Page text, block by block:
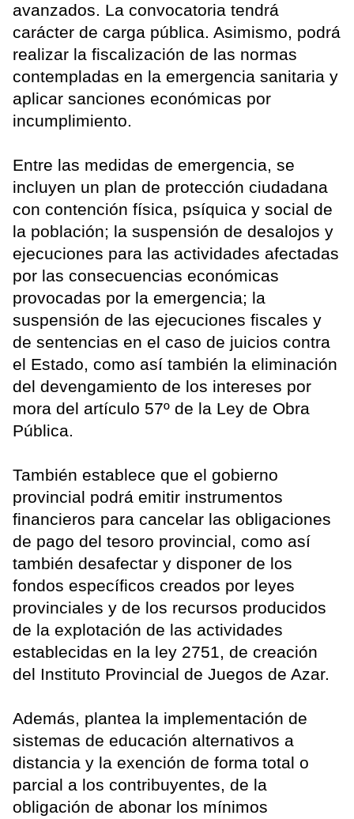
avanzados. La convocatoria tendrá
carácter de carga pública. Asimismo, podrá
realizar la fiscalización de las normas
contempladas en la emergencia sanitaria y
aplicar sanciones económicas por
incumplimiento.
Entre las medidas de emergencia, se
incluyen un plan de protección ciudadana
con contención física, psíquica y social de
la población; la suspensión de desalojos y
ejecuciones para las actividades afectadas
por las consecuencias económicas
provocadas por la emergencia; la
suspensión de las ejecuciones fiscales y
de sentencias en el caso de juicios contra
el Estado, como así también la eliminación
del devengamiento de los intereses por
mora del artículo 57º de la Ley de Obra
Pública.
También establece que el gobierno
provincial podrá emitir instrumentos
financieros para cancelar las obligaciones
de pago del tesoro provincial, como así
también desafectar y disponer de los
fondos específicos creados por leyes
provinciales y de los recursos producidos
de la explotación de las actividades
establecidas en la ley 2751, de creación
del Instituto Provincial de Juegos de Azar.
Además, plantea la implementación de
sistemas de educación alternativos a
distancia y la exención de forma total o
parcial a los contribuyentes, de la
obligación de abonar los mínimos